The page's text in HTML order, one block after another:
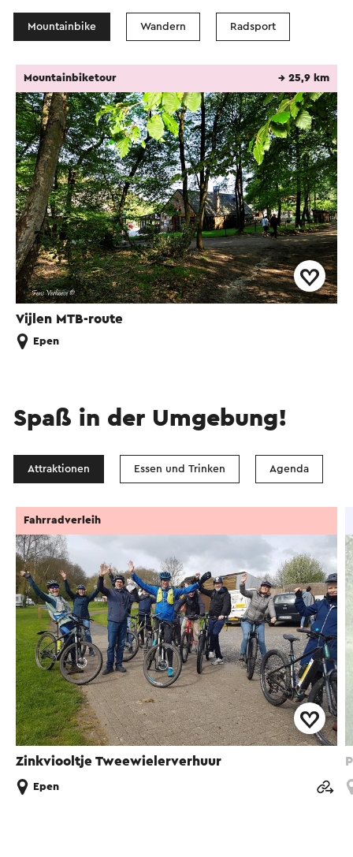
Mountainbike Wandern Radsport
Vijlen MTB-route
Mountainbiketour → 25,9 km
Epen
Spaß in der Umgebung!
Attraktionen Essen und Trinken Agenda
Zinkviooltje Tweewielerverhuur
Fahrradverleih
Epen